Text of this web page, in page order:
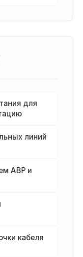
для
линий
АВР и
кабеля